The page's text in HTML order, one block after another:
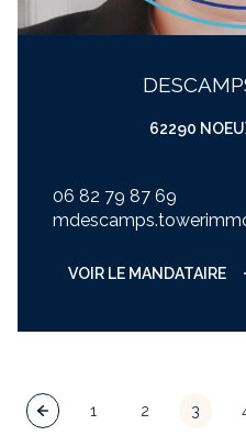
62290
06 82 79 87 69
VOIR LE MANDATAIRE
1 2 3